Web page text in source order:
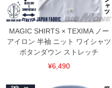
500円+税）となります。）
がございます。
ますので、予めご了承下さい。
す。(例：裾にファスナーや調節ひもが付
ます。また、お客様がご使用の環境（コ
MAGIC SHIRTS × TEXIMA ノー
アイロン 半袖 ニット ワイシャツ
ボタンダウン ストレッチ
¥6,490